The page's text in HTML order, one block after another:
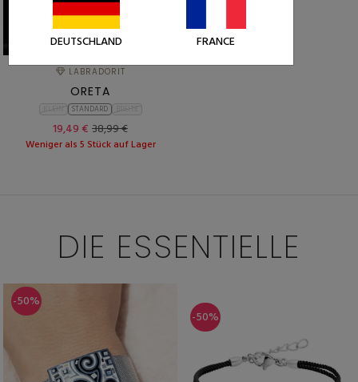
LABRADORIT
ORETA
STANDARD
19,49 € 38,99 €
Weniger als 5 Stück auf Lager
DIE ESSENTIELLE
-50%
-50%
DEUTSCHLAND FRANCE